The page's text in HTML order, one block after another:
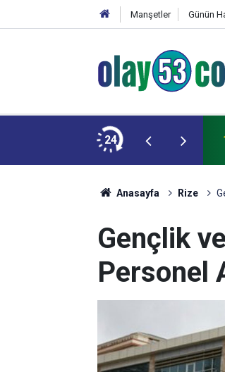
Manşetler Günün
24
sanık için ağırlaştırılmış müebbet istemi
Anasayfa Rize
Gençlik
Personel